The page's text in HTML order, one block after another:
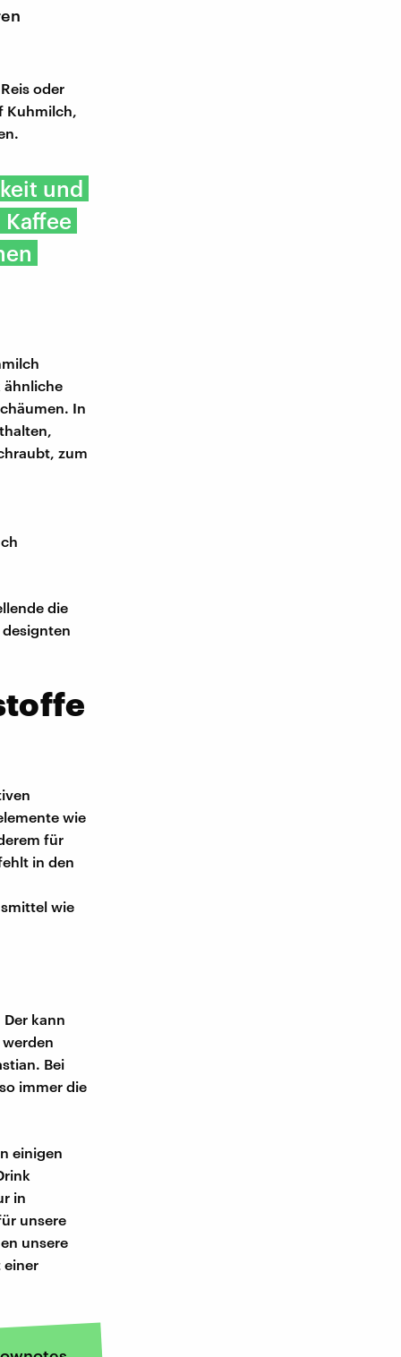
oder
Kuhmilch,
und
ähnliche
In
zum
die
wie
für
in den
wie
kann
Bei
immer die
einigen
in
unsere
unsere
einer